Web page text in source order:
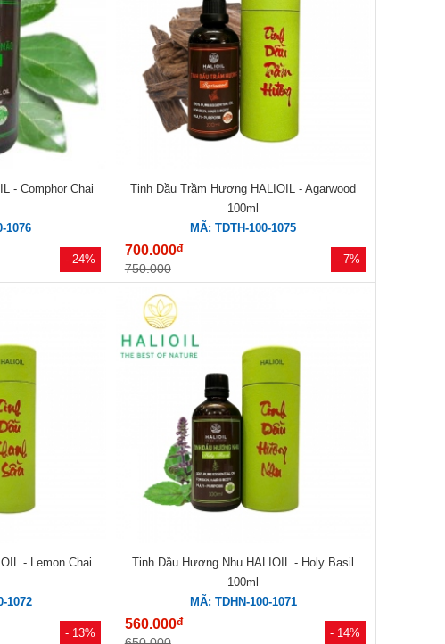
- 24%
- Comphor Chai
1076
- 7%
Tinh Dầu Trầm Hương HALIOIL - Agarwood
100ml
MÃ: TDTH-100-1075
700.000đ
750.000
- 13%
- Lemon Chai
1072
- 14%
Tinh Dầu Hương Nhu HALIOIL - Holy Basil
100ml
MÃ: TDHN-100-1071
560.000đ